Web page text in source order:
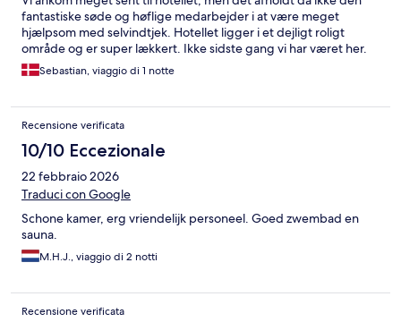
fantastiske søde og høflige medarbejder i at være meget
hjælpsom med selvindtjek. Hotellet ligger i et dejligt roligt
område og er super lækkert. Ikke sidste gang vi har været her.
Sebastian, viaggio di 1 notte
Recensione verificata
10/10 Eccezionale
22 febbraio 2026
Traduci con Google
Schone kamer, erg vriendelijk personeel. Goed zwembad en
sauna.
M.H.J., viaggio di 2 notti
Recensione verificata